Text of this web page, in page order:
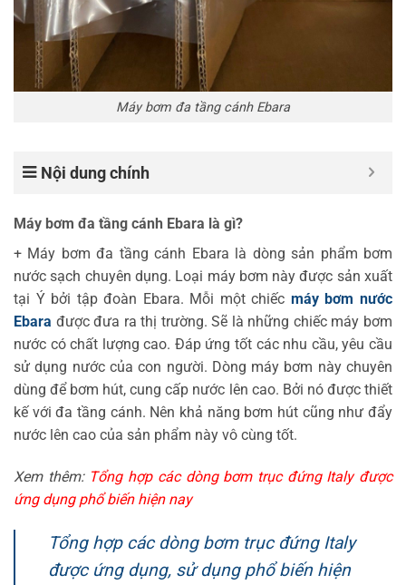
Máy bơm đa tầng cánh Ebara
Nội dung chính
Máy bơm đa tầng cánh Ebara là gì?
+ Máy bơm đa tầng cánh Ebara là dòng sản phẩm bơm
nước sạch chuyên dụng. Loại máy bơm này được sản xuất
tại Ý bởi tập đoàn Ebara. Mỗi một chiếc máy bơm nước
Ebara được đưa ra thị trường. Sẽ là những chiếc máy bơm
nước có chất lượng cao. Đáp ứng tốt các nhu cầu, yêu cầu
sử dụng nước của con người. Dòng máy bơm này chuyên
dùng để bơm hút, cung cấp nước lên cao. Bởi nó được thiết
kế với đa tầng cánh. Nên khả năng bơm hút cũng như đẩy
nước lên cao của sản phẩm này vô cùng tốt.
Xem thêm: Tổng hợp các dòng bơm trục đứng Italy được
ứng dụng phổ biến hiện nay
Tổng hợp các dòng bơm trục đứng Italy
được ứng dụng, sử dụng phổ biến hiện